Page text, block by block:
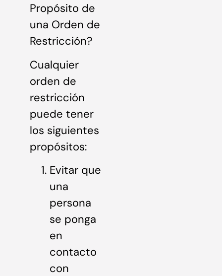
Propósito de
una Orden de
Restricción?
Cualquier
orden de
restricción
puede tener
los siguientes
propósitos:
Evitar que
una
persona
se ponga
en
contacto
con